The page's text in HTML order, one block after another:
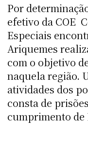
Por
efetivo da COE 
Especiais
Ariquemes
com o objetivo
naquela região.
atividades dos
consta de
cumprimento de